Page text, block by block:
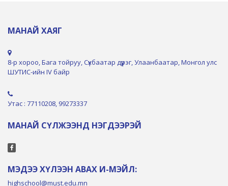
МАНАЙ ХАЯГ
8-р хороо, Бага тойруу, Сүхбаатар дүүрэг, Улаанбаатар, Монгол улс
ШУТИС-ийн IV байр
Утас : 77110208, 99273337
МАНАЙ СҮЛЖЭЭНД НЭГДЭЭРЭЙ
МЭДЭЭ ХҮЛЭЭН АВАХ И-МЭЙЛ:
highschool@must.edu.mn